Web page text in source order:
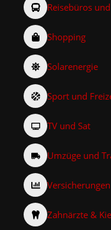
Reisebüros
Shopping
Solarenergie
Sport und
TV und Sat
Umzüge und
Zahnärzte &